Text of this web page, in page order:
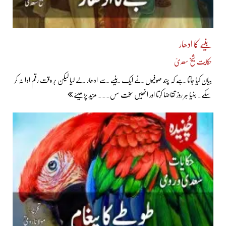
بنیے کا ادھار
حکایت شیخ سعدیؒ
بیان کیا جاتا ہے کہ چند صوفیوں نے ایک بنیے سے ادھار لے لیا لیکن بر وقت رقم ادا نہ کر
سکے۔ بنیا ہر روز تقاضا کرتا اور انھیں سخت سس... مزید پڑھیئے